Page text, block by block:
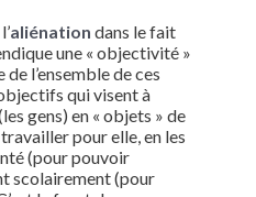
aliénation dans le fait
une « objectivité »
l’ensemble de ces
qui visent à
gens) en « objets » de
pour elle, en les
(pour pouvoir
scolairement (pour